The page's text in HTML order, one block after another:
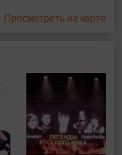
Просмотреть на карте